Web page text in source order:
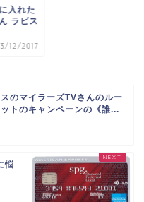
入れた
ラビス
12/2017
のマイラーズTVさんのルー
トのキャンペーンの《誰...
悩